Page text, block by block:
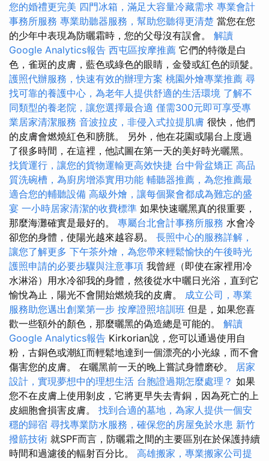
您的婚禮更完美 四門冰箱，滿足大容量冷藏需求 專業會計
事務所服務 專業助聽器服務，幫助您聽得更清楚 當您在您
的少年中表現為防曬霜時，您的父母沒有誤會。 解讀
Google Analytics報告 西屯區按摩推薦 它們的特徵是白
色，雀斑的皮膚，藍色或綠色的眼睛，金發或紅色的頭髮。
護照代辦服務，快速有效的辦理方案 桃園外燴專業推薦 尋
找可靠的養護中心，為老年人提供舒適的生活環境 了解不
同類型的養老院，讓您選擇最合適 僅需300元即可享受專
業居家清潔服務 音波拉皮，非侵入式拉提肌膚 很快，他們
的皮膚會燃燒紅色和膀胱。 另外，他在花園或陽台上度過
了很多時間，在這裡，他試圖在第一天的美好時光曬黑。
找貨運行，讓您的貨物運輸更高效快捷 台中骨盆矯正 高品
質洗碗槽，為廚房增添實用功能 輔聽器推薦，為您推薦最
適合您的輔聽設備 高級外燴，讓每個聚會都成為難忘的盛
宴 一小時居家清潔的收費標準 如果快速曬黑真的很重要，
那麼海灘確實是最好的。 專屬台北會計事務所服務 水會冷
卻您的身體，使陽光越來越容易。 長照中心的服務詳解，
讓您了解更多 下午茶外燴，為您帶來輕鬆愉快的午後時光
護照申請的必要步驟與注意事項 我曾經（即使在家裡用冷
水淋浴）用水冷卻我的身體，然後從水中曬日光浴，直到它
愉悅為止，陽光不會開始燃燒我的皮膚。 成立公司，專業
服務助您邁出創業第一步 按摩證照培訓班 但是，如果您喜
歡一些額外的顏色，那麼曬黑的偽造總是可能的。 解讀
Google Analytics報告 Kirkorian說，您可以通過使用自
粉，古銅色或潮紅而輕鬆地達到一個漂亮的小光線，而不會
傷害您的皮膚。 在曬黑前一天的晚上嘗試身體磨砂。 居家
設計，實現夢想中的理想生活 台胞證過期怎麼處理？ 如果
您不在皮膚上使用剝皮，它將更早失去青銅，因為死亡的上
皮細胞會損害皮膚。 找到合適的墓地，為家人提供一個安
穩的歸宿 尋找專業防水服務，確保您的房屋免於水患 新竹
撥筋技術 就SPF而言，防曬霜之間的主要區別在於保護持續
時間和過濾後的輻射百分比。 高雄搬家，專業搬家公司提